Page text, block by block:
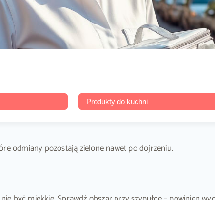
Produkty do kuchni
odmiany pozostają zielone nawet po dojrzeniu.